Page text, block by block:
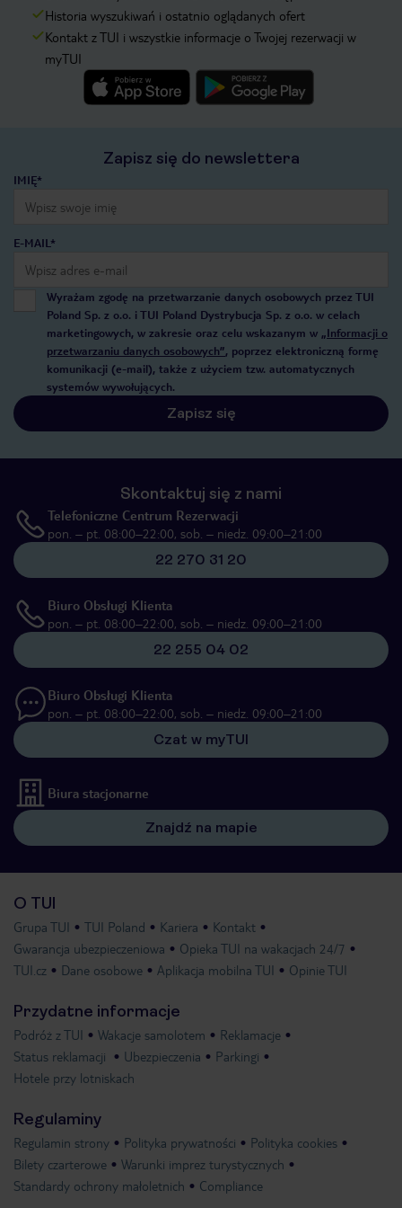
Historia wyszukiwań i ostatnio oglądanych ofert
Kontakt z TUI i wszystkie informacje o Twojej rezerwacji w
myTUI
Zapisz się do newslettera
IMIĘ*
E-MAIL*
Wyrażam zgodę na przetwarzanie danych osobowych przez TUI
Poland Sp. z o.o. i TUI Poland Dystrybucja Sp. z o.o. w celach
marketingowych, w zakresie oraz celu wskazanym w „Informacji o
przetwarzaniu danych osobowych”, poprzez elektroniczną formę
komunikacji (e-mail), także z użyciem tzw. automatycznych
systemów wywołujących.
Zapisz się
Skontaktuj się z nami
Telefoniczne Centrum Rezerwacji
pon. – pt. 08:00–22:00, sob. – niedz. 09:00–21:00
22 270 31 20
Biuro Obsługi Klienta
pon. – pt. 08:00–22:00, sob. – niedz. 09:00–21:00
22 255 04 02
Biuro Obsługi Klienta
pon. – pt. 08:00–22:00, sob. – niedz. 09:00–21:00
Czat w myTUI
Biura stacjonarne
Znajdź na mapie
O TUI
Grupa TUI TUI Poland Kariera
Kontakt
Gwarancja ubezpieczeniowa
Opieka TUI na wakacjach 24/7
TUI.cz
Dane osobowe Aplikacja mobilna TUI Opinie TUI
Przydatne informacje
Podróż z TUI Wakacje samolotem
Reklamacje
Status reklamacji
Ubezpieczenia
Parkingi
Hotele przy lotniskach
Regulaminy
Regulamin strony Polityka prywatności
Polityka cookies
Bilety czarterowe
Warunki imprez turystycznych
Standardy ochrony małoletnich
Compliance